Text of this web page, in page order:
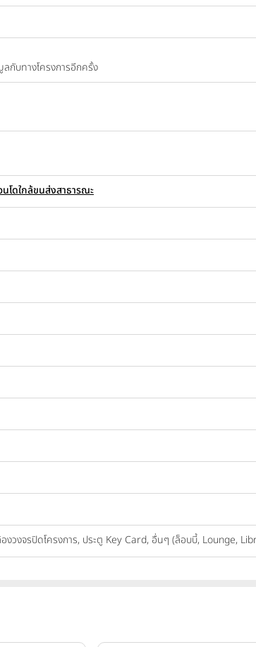
กับทางโครงการอีกครั้ง
โดใกล้ขนส่งสาธารณะ
งวงจรปิดโครงการ, ประตู Key Card, อื่นๆ (ล็อบบี้, Lounge,